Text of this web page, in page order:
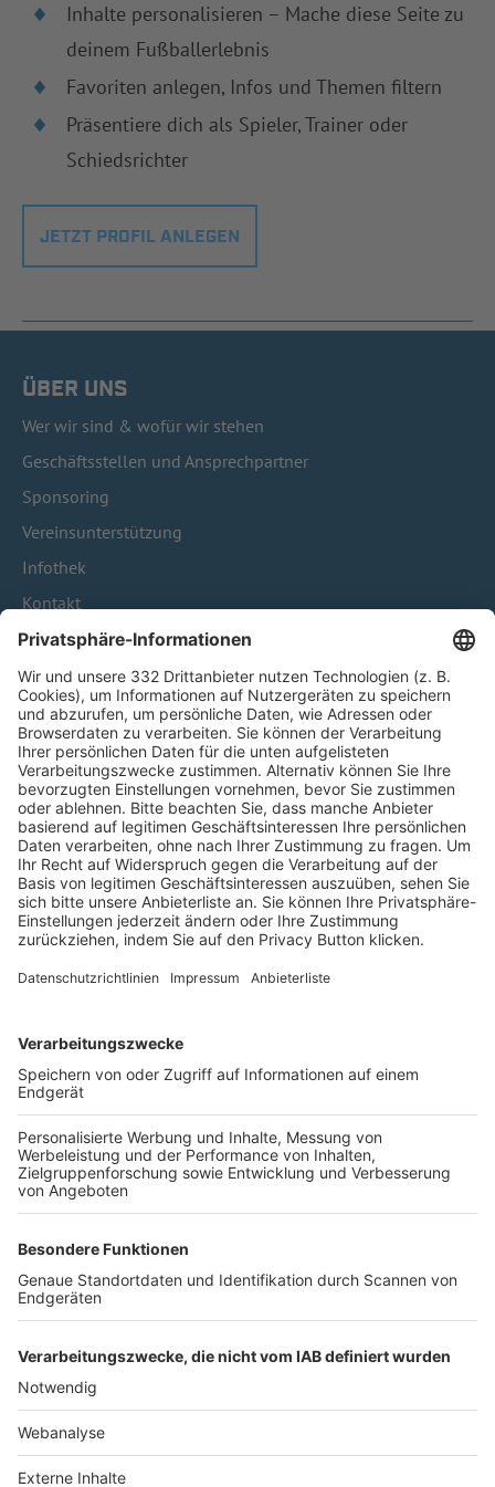
Inhalte personalisieren – Mache diese Seite zu
deinem Fußballerlebnis
Favoriten anlegen, Infos und Themen filtern
Präsentiere dich als Spieler, Trainer oder
Schiedsrichter
JETZT PROFIL ANLEGEN
ÜBER UNS
Wer wir sind & wofür wir stehen
Geschäftsstellen und Ansprechpartner
Sponsoring
Vereinsunterstützung
Infothek
Kontakt
HÄUFIG BESUCHTE SEITEN
Pässe und Vereinswechsel
Trainerausbildung
Schulungsangebot Vereinsmitarbeiter
BFV-Geschäftsstellen
Trainerbörse
Login SpielPlus
FOLGE DEM BFV
TOP-VEREINE
TOP-PARTNER
Nutzungsbedingungen Datenschutz Impressum